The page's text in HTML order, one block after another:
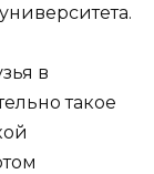
в
такое